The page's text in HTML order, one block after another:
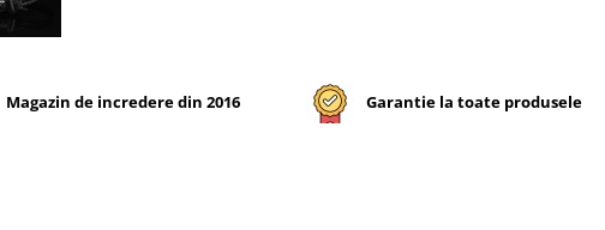
Magazin de incredere din 2016 Garantie la toate produsele